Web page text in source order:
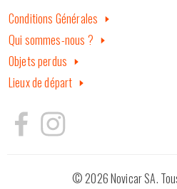
Conditions Générales
Qui sommes-nous ?
Objets perdus
Lieux de départ
© 2026 Novicar SA.